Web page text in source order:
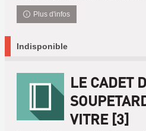
Plus d'infos
Indisponible
LE CADET
VITRE [3]